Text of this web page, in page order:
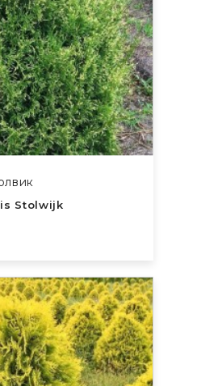
Stolwijk